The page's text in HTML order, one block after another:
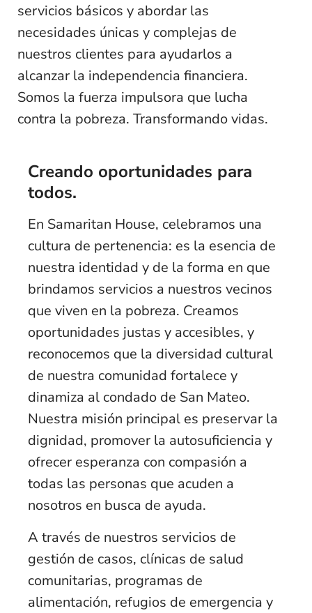
servicios básicos y abordar las
necesidades únicas y complejas de
nuestros clientes para ayudarlos a
alcanzar la independencia financiera.
Somos la fuerza impulsora que lucha
contra la pobreza. Transformando vidas.
Creando oportunidades para
todos.
En Samaritan House, celebramos una
cultura de pertenencia: es la esencia de
nuestra identidad y de la forma en que
brindamos servicios a nuestros vecinos
que viven en la pobreza. Creamos
oportunidades justas y accesibles, y
reconocemos que la diversidad cultural
de nuestra comunidad fortalece y
dinamiza al condado de San Mateo.
Nuestra misión principal es preservar la
dignidad, promover la autosuficiencia y
ofrecer esperanza con compasión a
todas las personas que acuden a
nosotros en busca de ayuda.
A través de nuestros servicios de
gestión de casos, clínicas de salud
comunitarias, programas de
alimentación, refugios de emergencia y